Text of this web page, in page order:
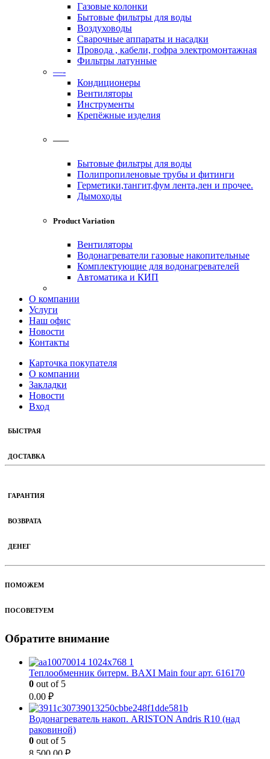
Газовые колонки
Бытовые фильтры для воды
Воздуховоды
Сварочные аппараты и насадки
Провода , кабели, гофра электромонтажная
Фильтры латунные
—-
Кондиционеры
Вентиляторы
Инструменты
Крепёжные изделия
——
Бытовые фильтры для воды
Полипропиленовые трубы и фитинги
Герметики,тангит,фум лента,лен и прочее.
Дымоходы
Product Variation
Вентиляторы
Водонагреватели газовые накопительные
Комплектующие для водонагревателей
Автоматика и КИП
О компании
Услуги
Наш офис
Новости
Контакты
Карточка покупателя
О компании
Закладки
Новости
Вход
БЫСТРАЯ
ДОСТАВКА
ГАРАНТИЯ
ВОЗВРАТА
ДЕНЕГ
ПОМОЖЕМ
ПОСОВЕТУЕМ
Обратите внимание
Теплообменник битерм. BAXI Main four арт. 616170
0 out of 5
0.00 ₽
Водонагреватель накоп. ARISTON Andris R10 (над
раковиной)
0 out of 5
8 500.00 ₽